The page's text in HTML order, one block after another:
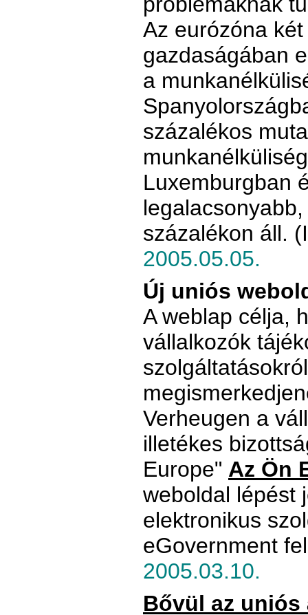
Az eurózóna
gazdaságában
a
százalékos
Luxemburgban
százalékon áll.
2005.05.05.
Új uniós
A weblap célja,
vállalkozók
Verheugen a
illetékes
Europe" Az Ön
weboldal lépést
elektronikus
eGovernment
2005.03.10.
Bővül az